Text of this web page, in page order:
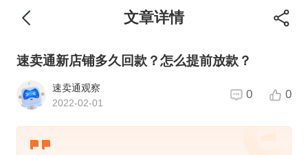
文章详情
速卖通新店铺多久回款？怎么提前放款？
速卖通观察
2022-02-01
0 0